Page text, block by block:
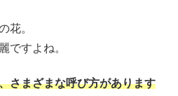
花。
ですよね。
さまざまな呼び方があります